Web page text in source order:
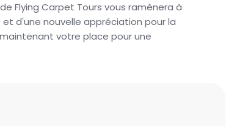
Flying Carpet Tours vous ramènera à
d'une nouvelle appréciation pour la
votre place pour une